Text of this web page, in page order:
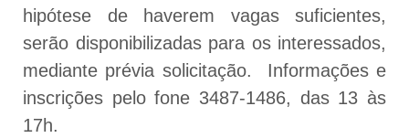
hipótese de haverem vagas suficientes,
serão disponibilizadas para os interessados,
mediante prévia solicitação. Informações e
inscrições pelo fone 3487-1486, das 13 às
17h.